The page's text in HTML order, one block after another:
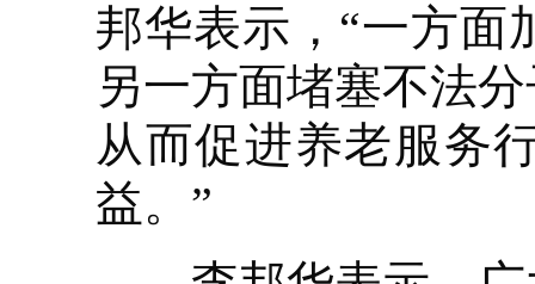
邦华表示，“一方面
另一方面堵塞不法
从而促进养老服务
益。”